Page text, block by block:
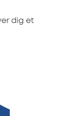
dig et